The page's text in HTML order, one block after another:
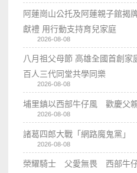
阿蓮崗山公托及阿蓮親子館揭
獻禮 用行動支持育兒家庭
2026-08-08
八月祖父母節 高雄全國首創家
百人三代同堂共學同樂
2026-08-08
埔里鎮以西部牛仔風 歡慶父
2026-08-08
諸葛四郎大戰「網路魔鬼黨
2026-08-08
榮耀騎士 父愛無畏 西部牛